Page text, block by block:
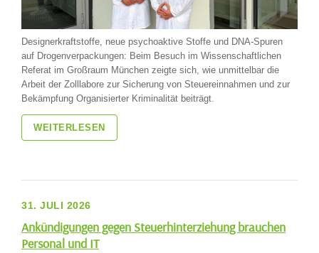
Designerkraftstoffe, neue psychoaktive Stoffe und DNA-Spuren
auf Drogenverpackungen: Beim Besuch im Wissenschaftlichen
Referat im Großraum München zeigte sich, wie unmittelbar die
Arbeit der Zolllabore zur Sicherung von Steuereinnahmen und zur
Bekämpfung Organisierter Kriminalität beiträgt.
WEITERLESEN
31. JULI 2026
Ankündigungen gegen Steuerhinterziehung brauchen
Personal und IT